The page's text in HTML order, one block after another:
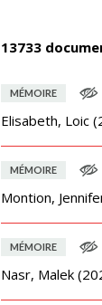
13733
MÉMOIRE
Elisabeth, Loic (
MÉMOIRE
Montion,
MÉMOIRE
Nasr, Malek (